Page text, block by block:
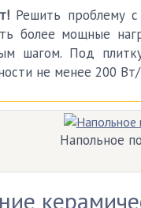
Решить проблему
более мощные
шагом. Под
не менее 200
Напольное